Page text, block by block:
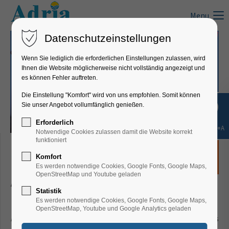
Menu
Adria-dream Jugend-Cups beim
Dingolfinger Hallenspektakel!
Adria-dream unterstützt 2018 erstmalig das
Datenschutzeinstellungen
Wenn Sie lediglich die erforderlichen Einstellungen zulassen, wird
Ihnen die Website möglicherweise nicht vollständig angezeigt und
es können Fehler auftreten.
Die Einstellung "Komfort" wird von uns empfohlen. Somit können
Sie unser Angebot vollumfänglich genießen.
Erforderlich
Notwendige Cookies zulassen damit die Website korrekt
funktioniert
Komfort
Es werden notwendige Cookies, Google Fonts, Google Maps,
OpenStreetMap und Youtube geladen
Statistik
Es werden notwendige Cookies, Google Fonts, Google Maps,
OpenStreetMap, Youtube und Google Analytics geladen
Shift+Alt+A